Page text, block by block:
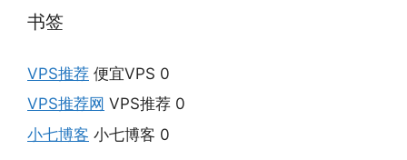
书签
VPS推荐 便宜VPS 0
VPS推荐网 VPS推荐 0
小七博客 小七博客 0